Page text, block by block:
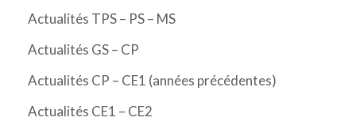
Actualités TPS – PS – MS
Actualités GS – CP
Actualités CP – CE1 (années précédentes)
Actualités CE1 – CE2